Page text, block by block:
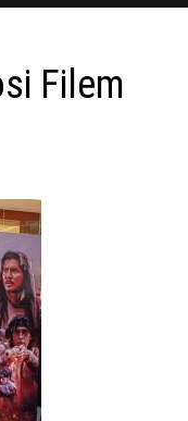
Filem